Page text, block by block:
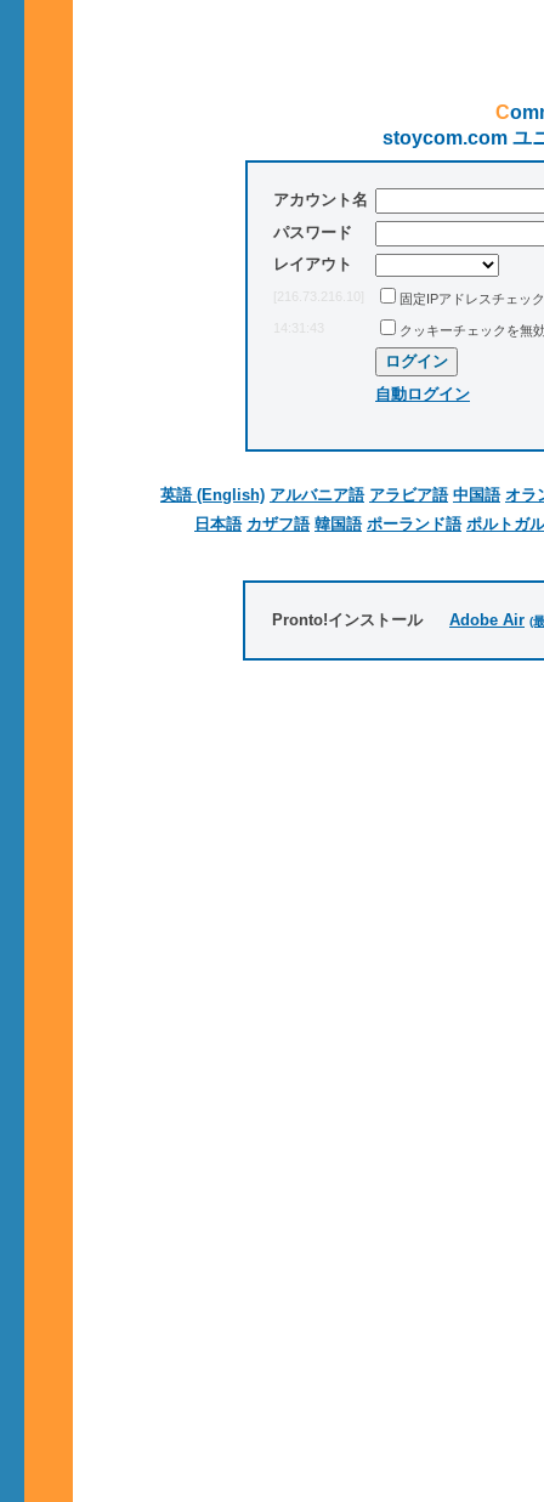
stoycom.com ユ
アカウント名
パスワード
レイアウト
[216.73.216.10]
固定IPアドレスチェッ
14:31:43
クッキーチェックを無
自動ログイン
英語 (English) アルバニア語 アラビア語 中国語 オラ
日本語 カザフ語 韓国語 ポーランド語 ポルトガ
Pronto!インストール Adobe Air (